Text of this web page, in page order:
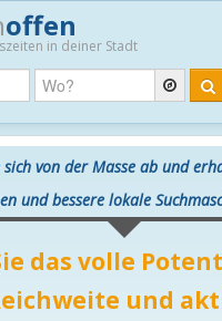
offen
in deiner Stadt
sich von der Masse ab und
und bessere lokale
das volle
und